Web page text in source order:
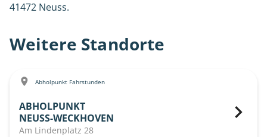
41472 Neuss.
Weitere Standorte
Abholpunkt Fahrstunden
ABHOLPUNKT
NEUSS-WECKHOVEN
Am Lindenplatz 28